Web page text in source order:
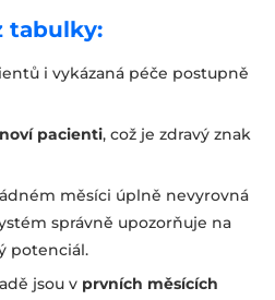
tabulky:
i vykázaná péče postupně
noví pacienti, což je zdravý znak
měsíci úplně nevyrovná
správně upozorňuje na
potenciál.
jsou v prvních měsících